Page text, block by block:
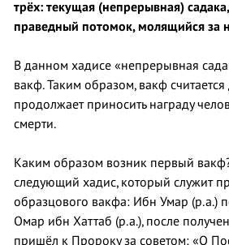
трёх: текущая (непрерывная)
праведный потомок, молящийся за
В данном хадисе «непрерывная
вакф. Таким образом, вакф
продолжает приносить награду
смерти.
Каким образом возник первый
следующий хадис, который служит
образцового вакфа: Ибн Умар (р.а.)
Омар ибн Хаттаб (р.а.), после
пришёл к Пророку за советом: «О